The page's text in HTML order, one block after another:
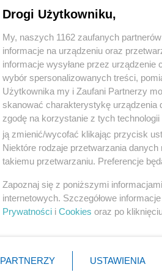
Polityka
Rosja
PiS
Prezydent
NATO
Drogi Użytkowniku,
My, naszych 1162 zaufanych
informacje na urządzeniu oraz
informacje wysyłane przez
wybór spersonalizowanych treści,
Użytkownika my i Zaufani Partnerzy
skanować charakterystykę urządzenia
zgodę na korzystanie z tych
ją zmienić/wycofać klikając przycisk
Niektóre rodzaje przetwarzania
takiemu przetwarzaniu. Preferencje
Zapoznaj się z poniższymi
internetowych. Szczegółowe
Prywatności i Cookies oraz po
PARTNERZY USTAWIENIA